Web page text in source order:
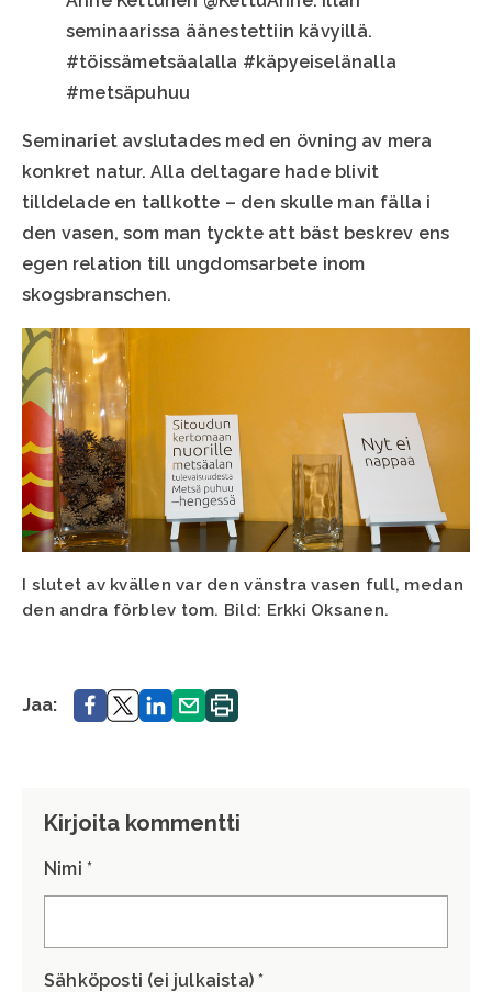
seminaarissa äänestettiin kävyillä.
#töissämetsäalalla #käpyeiselänalla
#metsäpuhuu
Seminariet avslutades med en övning av mera
konkret natur. Alla deltagare hade blivit
tilldelade en tallkotte – den skulle man fälla i
den vasen, som man tyckte att bäst beskrev ens
egen relation till ungdomsarbete inom
skogsbranschen.
I slutet av kvällen var den vänstra vasen full, medan
den andra förblev tom. Bild: Erkki Oksanen.
Jaa: Jaa. Jaa.Jaa. Jaa. Printa.
Kirjoita kommentti
Nimi *
Sähköposti (ei julkaista) *